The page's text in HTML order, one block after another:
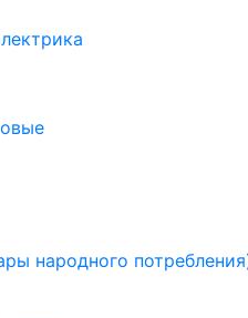
народного